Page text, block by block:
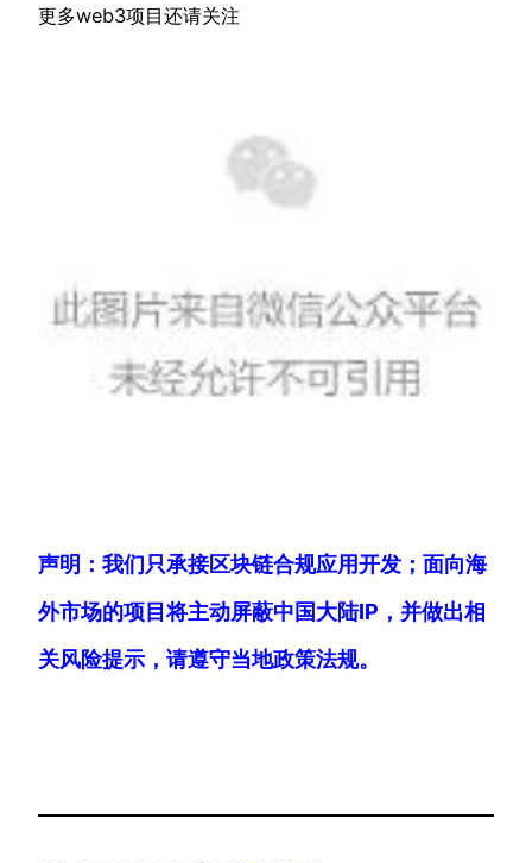
更多web3项目还请关注
声明：我们只承接区块链合规应用开发；面向海
外市场的项目将主动屏蔽中国大陆IP，并做出相
关风险提示，请遵守当地政策法规。